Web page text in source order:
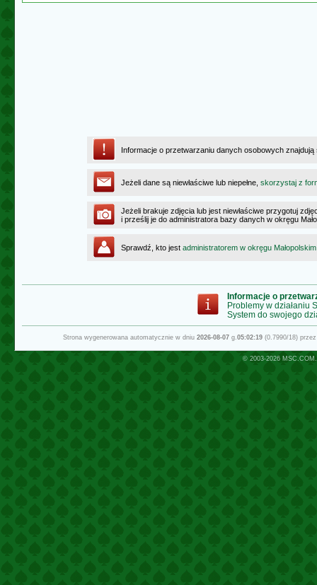
Informacje o przetwarzaniu danych osobowych
Jeżeli dane są niewłaściwe lub niepełne, skorzystaj z
Jeżeli brakuje zdjęcia lub jest niewłaściwe przygotuj
i prześlij je do administratora bazy danych w okręgu
Sprawdź, kto jest administratorem w okręgu Małopolskim
Informacje o
Problemy w działaniu
System do swojego
Strona wygenerowana automatycznie w dniu 2026-08-07g.05:02:19(0.7990/18)
© 2003-2026